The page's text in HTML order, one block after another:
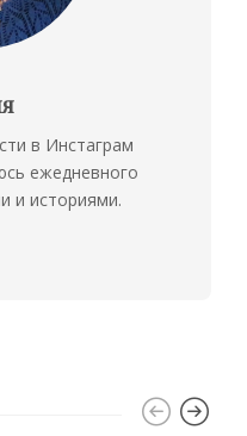
в Инстаграм
ежедневного
и историями.